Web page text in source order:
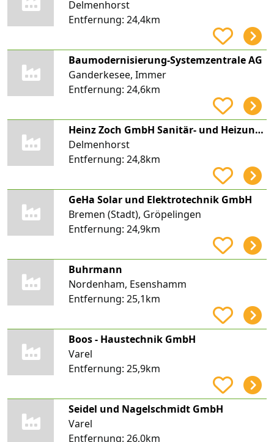
Delmenhorst
Entfernung: 24,4km
Baumodernisierung-Systemzentrale AG
Ganderkesee, Immer
Entfernung: 24,6km
Heinz Zoch GmbH Sanitär- und Heizungstechnik
Delmenhorst
Entfernung: 24,8km
GeHa Solar und Elektrotechnik GmbH
Bremen (Stadt), Gröpelingen
Entfernung: 24,9km
Buhrmann
Nordenham, Esenshamm
Entfernung: 25,1km
Boos - Haustechnik GmbH
Varel
Entfernung: 25,9km
Seidel und Nagelschmidt GmbH
Varel
Entfernung: 26,0km